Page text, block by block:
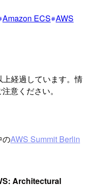
Amazon ECS AWS
経過しています。情
意ください。
のAWS Summit Berlin
Architectural